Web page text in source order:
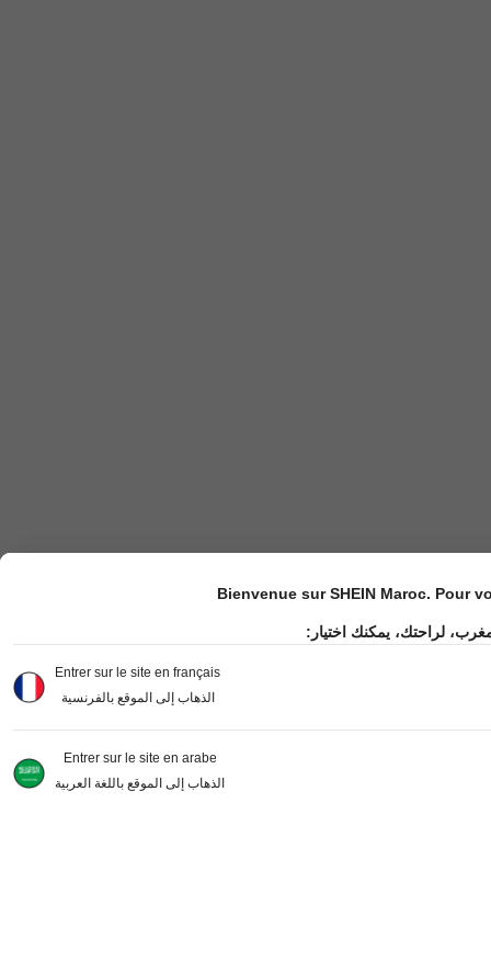
Bienvenue sur SHEIN Maroc. Pour
لراحتك، يمكنك اختيار:
Entrer sur le site en français
الذهاب إلى الموقع بالفرنسية
Entrer sur le site en arabe
الذهاب إلى الموقع باللغة العربية